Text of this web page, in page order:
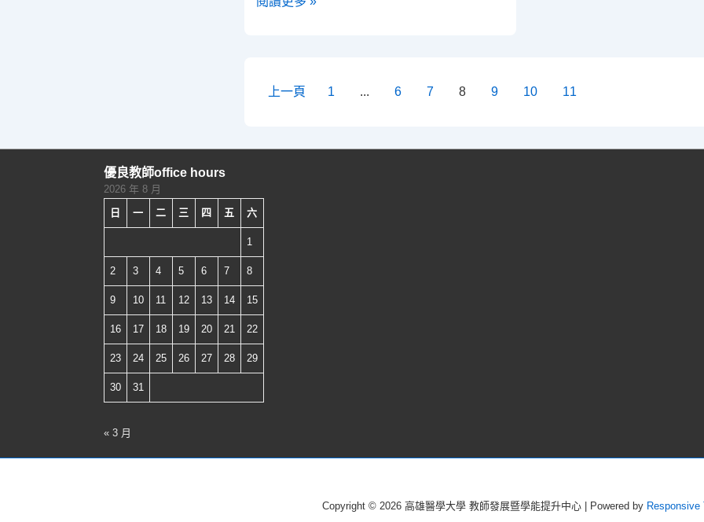
源
使
倫
與
法
律
文
分
上一頁 1 ... 6 7 8 9 10 11
優良教師office hours
2026 年 8 月
日
一 二 三 四 五 六
1
2 3 4 5 6 7 8
9 10 11 12 13 14 15
16 17 18 19 20 21 22
23 24 25 26 27 28 29
30 31
« 3 月
Copyright © 2026 高雄醫學大學 教師發展暨學能提升中心 | Powered by Responsive